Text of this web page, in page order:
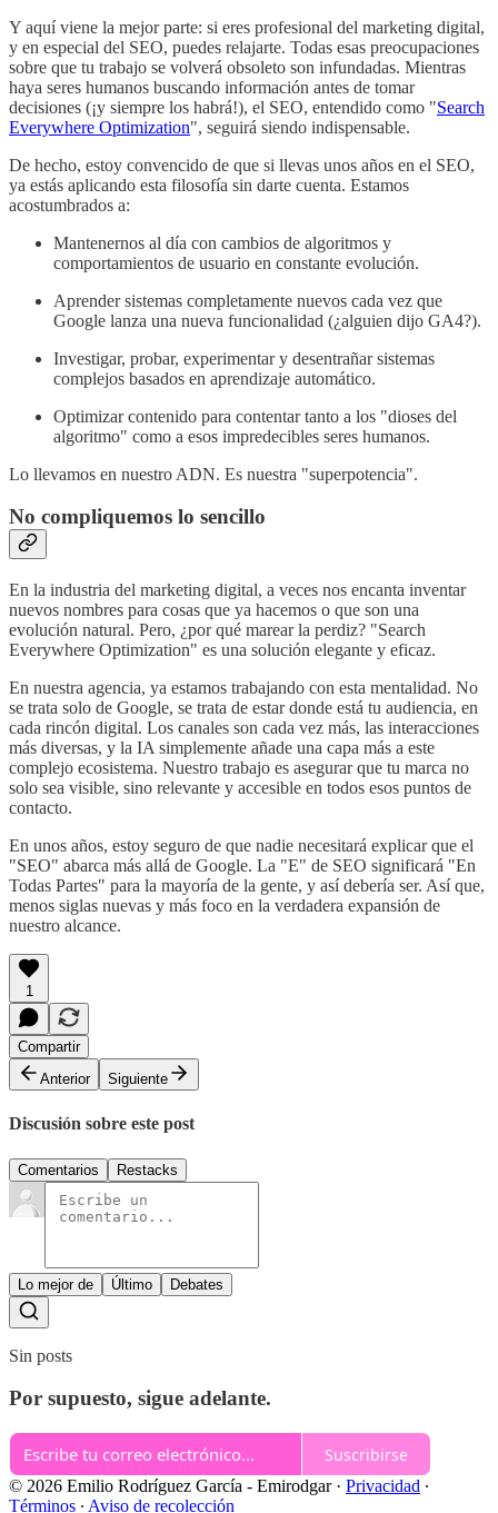
Y aquí viene la mejor parte: si eres profesional del marketing digital,
y en especial del SEO, puedes relajarte. Todas esas preocupaciones
sobre que tu trabajo se volverá obsoleto son infundadas. Mientras
haya seres humanos buscando información antes de tomar
decisiones (¡y siempre los habrá!), el SEO, entendido como "Search
Everywhere Optimization", seguirá siendo indispensable.
De hecho, estoy convencido de que si llevas unos años en el SEO,
ya estás aplicando esta filosofía sin darte cuenta. Estamos
acostumbrados a:
Mantenernos al día con cambios de algoritmos y
comportamientos de usuario en constante evolución.
Aprender sistemas completamente nuevos cada vez que
Google lanza una nueva funcionalidad (¿alguien dijo GA4?).
Investigar, probar, experimentar y desentrañar sistemas
complejos basados en aprendizaje automático.
Optimizar contenido para contentar tanto a los "dioses del
algoritmo" como a esos impredecibles seres humanos.
Lo llevamos en nuestro ADN. Es nuestra "superpotencia".
No compliquemos lo sencillo
En la industria del marketing digital, a veces nos encanta inventar
nuevos nombres para cosas que ya hacemos o que son una
evolución natural. Pero, ¿por qué marear la perdiz? "Search
Everywhere Optimization" es una solución elegante y eficaz.
En nuestra agencia, ya estamos trabajando con esta mentalidad. No
se trata solo de Google, se trata de estar donde está tu audiencia, en
cada rincón digital. Los canales son cada vez más, las interacciones
más diversas, y la IA simplemente añade una capa más a este
complejo ecosistema. Nuestro trabajo es asegurar que tu marca no
solo sea visible, sino relevante y accesible en todos esos puntos de
contacto.
En unos años, estoy seguro de que nadie necesitará explicar que el
"SEO" abarca más allá de Google. La "E" de SEO significará "En
Todas Partes" para la mayoría de la gente, y así debería ser. Así que,
menos siglas nuevas y más foco en la verdadera expansión de
nuestro alcance.
1
Compartir
Anterior
Siguiente
Discusión sobre este post
Comentarios Restacks
Lo mejor de Último Debates
Sin posts
Por supuesto, sigue adelante.
Suscribirse
© 2026 Emilio Rodríguez García - Emirodgar· Privacidad ∙
Términos ∙ Aviso de recolección